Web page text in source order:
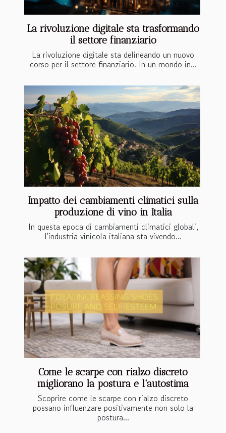
La rivoluzione digitale sta trasformando
il settore finanziario
La rivoluzione digitale sta delineando un nuovo
corso per il settore finanziario. In un mondo in...
Impatto dei cambiamenti climatici sulla
produzione di vino in Italia
In questa epoca di cambiamenti climatici globali,
l'industria vinicola italiana sta vivendo...
Come le scarpe con rialzo discreto
migliorano la postura e l'autostima
Scoprire come le scarpe con rialzo discreto
possano influenzare positivamente non solo la
postura...